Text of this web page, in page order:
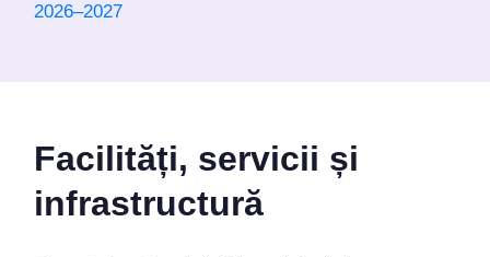
2026–2027
Facilități, servicii și
infrastructură